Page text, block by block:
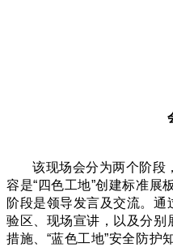
该现场会分为两个阶段
容是“四色工地”创建标准展
阶段是领导发言及交流。
验区、现场宣讲，以及分别
措施、“蓝色工地”安全防护